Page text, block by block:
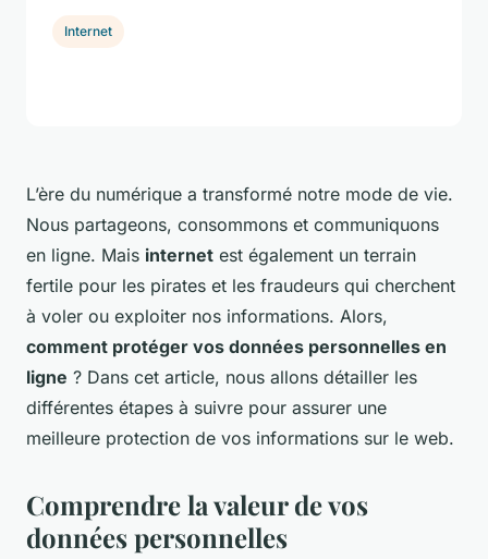
L’ère du numérique a transformé notre mode de vie.
Nous partageons, consommons et communiquons
en ligne. Mais internet est également un terrain
fertile pour les pirates et les fraudeurs qui cherchent
à voler ou exploiter nos informations. Alors,
comment protéger vos données personnelles en
ligne ? Dans cet article, nous allons détailler les
différentes étapes à suivre pour assurer une
meilleure protection de vos informations sur le web.
Comprendre la valeur de vos
données personnelles
Internet